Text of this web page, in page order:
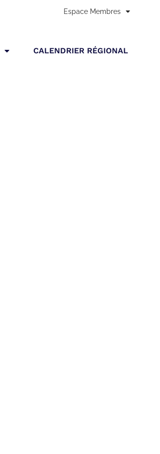
Espace Membres
CALENDRIER RÉGIONAL